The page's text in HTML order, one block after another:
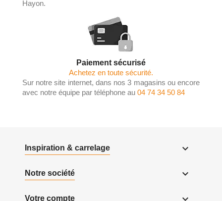
Hayon.
Paiement sécurisé
Achetez en toute sécurité.
Sur notre site internet, dans nos 3 magasins ou encore
avec notre équipe par téléphone au 04 74 34 50 84
Inspiration & carrelage 
Notre société 
Votre compte